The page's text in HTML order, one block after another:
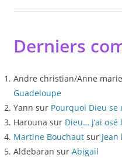
Derniers
Andre christian/Anne
Guadeloupe
Yann sur Pourquoi Dieu se
Harouna sur Dieu… j’ai osé
Martine Bouchautsur
Aldebaran sur Abigaïl